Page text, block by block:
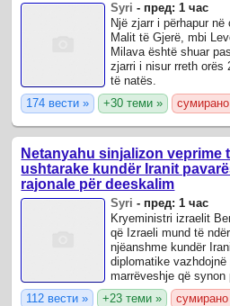
Syri - пред: 1 час
Një zjarr i përhapur
Malit të Gjerë, mbi
Milava është shuar
zjarri i nisur rreth orës
të natës.
174 вести »
+30 теми »
Netanyahu sinjalizon veprime
ushtarake kundër Iranit
rajonale për deeskalim
Syri - пред: 1 час
Kryeministri izraelit
që Izraeli mund të
njëanshme kundër
diplomatike
marrëveshje që synon
Teheranit dhe
112 вести » +23 теми »